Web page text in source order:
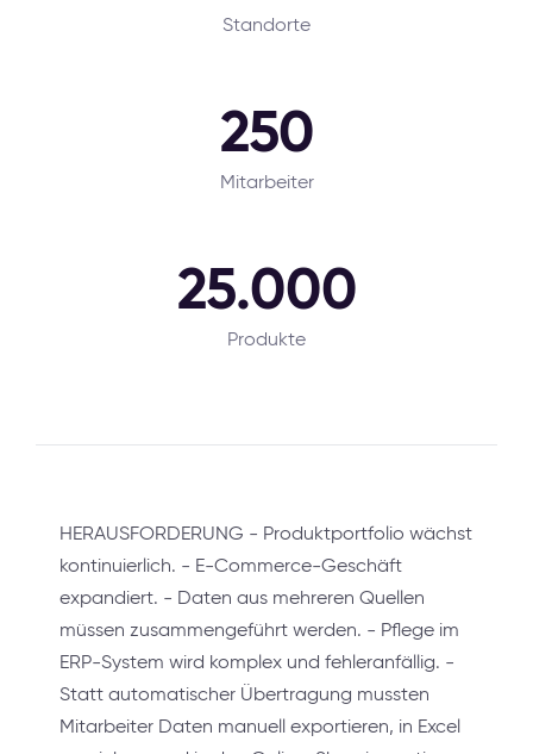
Standorte
250
Mitarbeiter
25.000
Produkte
HERAUSFORDERUNG - Produktportfolio wächst
kontinuierlich. - E-Commerce-Geschäft
expandiert. - Daten aus mehreren Quellen
müssen zusammengeführt werden. - Pflege im
ERP-System wird komplex und fehleranfällig. -
Statt automatischer Übertragung mussten
Mitarbeiter Daten manuell exportieren, in Excel